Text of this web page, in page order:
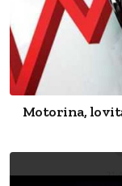
Motorina,